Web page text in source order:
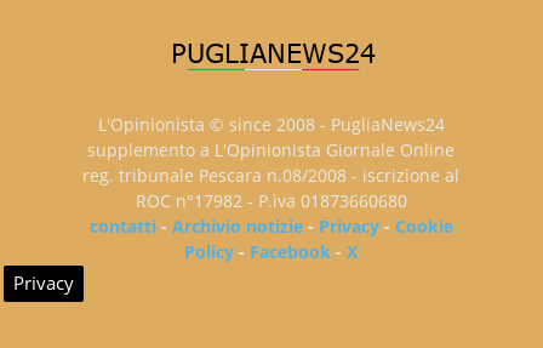
L'Opinionista © since 2008 - PugliaNews24
supplemento a L'Opinionista Giornale Online
reg. tribunale Pescara n.08/2008 - iscrizione al
ROC n°17982 - P.iva 01873660680
contatti- Archivio notizie- Privacy- Cookie
Policy - Facebook -X
Privacy